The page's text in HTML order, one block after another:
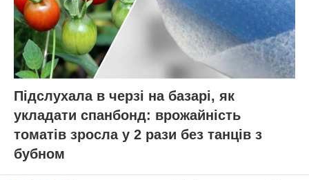
Підслухала в черзі на базарі, як
укладати спанбонд: врожайність
томатів зросла у 2 рази без танців з
бубном